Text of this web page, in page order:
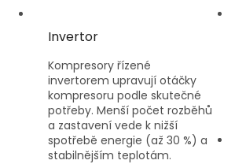
Invertor
Kompresory řízené
invertorem upravují otáčky
kompresoru podle skutečné
potřeby. Menší počet rozběhů
a zastavení vede k nižší
spotřebě energie (až 30 %) a
stabilnějším teplotám.